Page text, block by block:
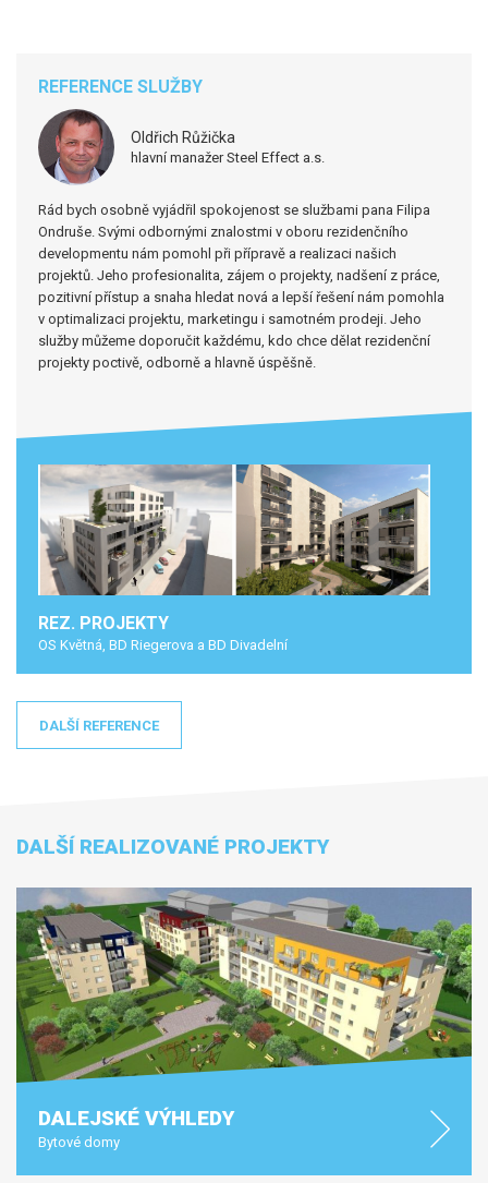
REFERENCE SLUŽBY
Oldřich Růžička
hlavní manažer Steel Effect a.s.
Rád bych osobně vyjádřil spokojenost se službami pana Filipa
Ondruše. Svými odbornými znalostmi v oboru rezidenčního
developmentu nám pomohl při přípravě a realizaci našich
projektů. Jeho profesionalita, zájem o projekty, nadšení z práce,
pozitivní přístup a snaha hledat nová a lepší řešení nám pomohla
v optimalizaci projektu, marketingu i samotném prodeji. Jeho
služby můžeme doporučit každému, kdo chce dělat rezidenční
projekty poctivě, odborně a hlavně úspěšně.
REZ. PROJEKTY
OS Květná, BD Riegerova a BD Divadelní
DALŠÍ REFERENCE
DALŠÍ REALIZOVANÉ PROJEKTY
DALEJSKÉ VÝHLEDY
Bytové domy